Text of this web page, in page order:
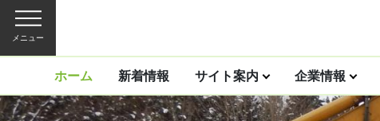
メニュー
ホーム 新着情報 サイト案内 企業情報